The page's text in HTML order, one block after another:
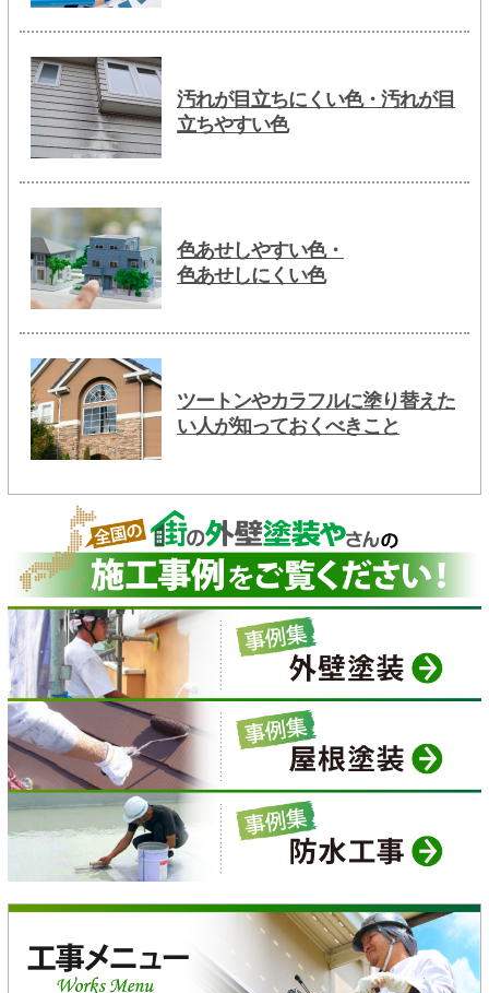
汚れが目立ちにくい色・汚れが目
立ちやすい色
色あせしやすい色・
色あせしにくい色
ツートンやカラフルに塗り替えた
い人が知っておくべきこと